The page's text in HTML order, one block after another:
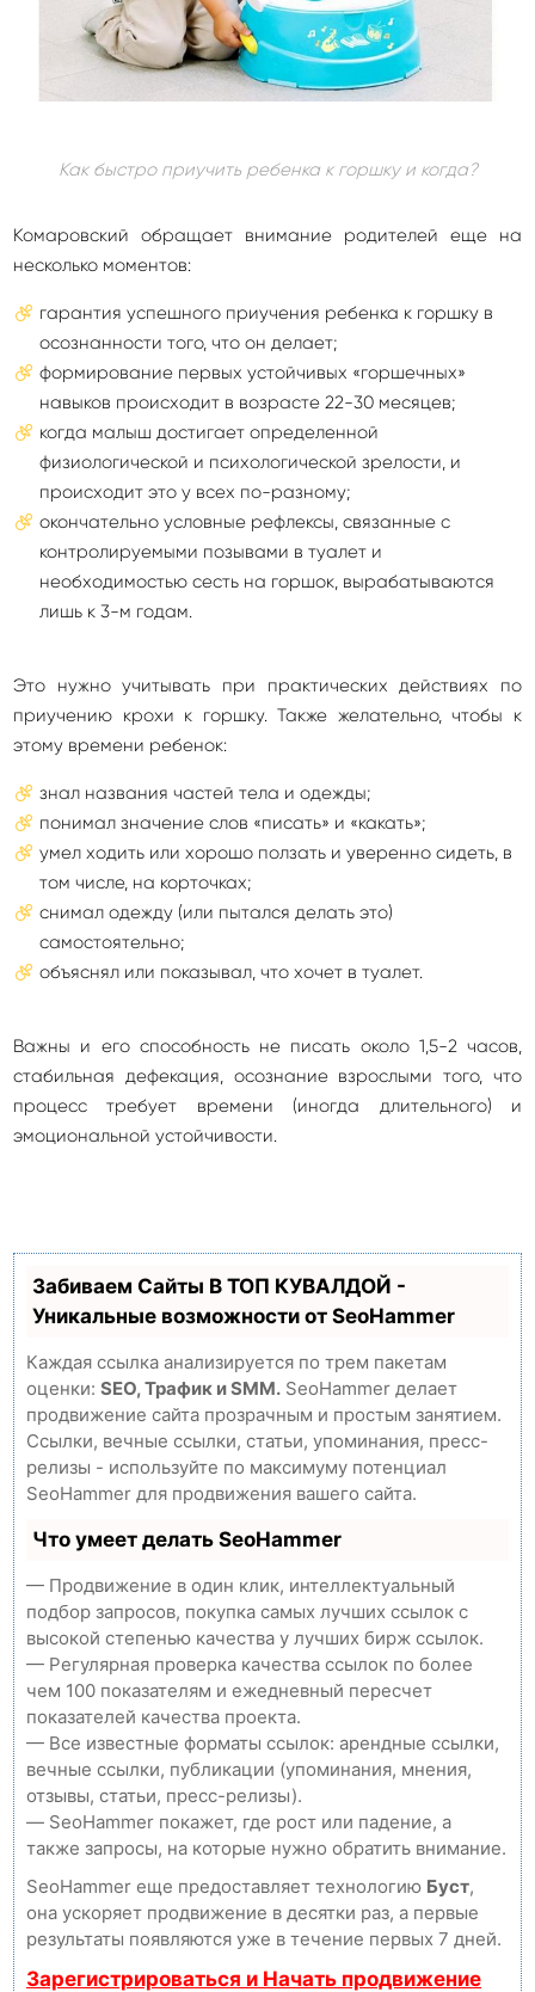
Как быстро приучить ребенка к горшку и когда?
Комаровский обращает внимание родителей еще на
несколько моментов:
гарантия успешного приучения ребенка к горшку в
осознанности того, что он делает;
формирование первых устойчивых «горшечных»
навыков происходит в возрасте 22-30 месяцев;
когда малыш достигает определенной
физиологической и психологической зрелости, и
происходит это у всех по-разному;
окончательно условные рефлексы, связанные с
контролируемыми позывами в туалет и
необходимостью сесть на горшок, вырабатываются
лишь к 3-м годам.
Это нужно учитывать при практических действиях по
приучению крохи к горшку. Также желательно, чтобы к
этому времени ребенок:
знал названия частей тела и одежды;
понимал значение слов «писать» и «какать»;
умел ходить или хорошо ползать и уверенно сидеть, в
том числе, на корточках;
снимал одежду (или пытался делать это)
самостоятельно;
объяснял или показывал, что хочет в туалет.
Важны и его способность не писать около 1,5-2 часов,
стабильная дефекация, осознание взрослыми того, что
процесс требует времени (иногда длительного) и
эмоциональной устойчивости.
Забиваем Сайты В ТОП КУВАЛДОЙ -
Уникальные возможности от SeoHammer
Каждая ссылка анализируется по трем пакетам
оценки: SEO, Трафик и SMM. SeoHammer делает
продвижение сайта прозрачным и простым занятием.
Ссылки, вечные ссылки, статьи, упоминания, пресс-
релизы - используйте по максимуму потенциал
SeoHammer для продвижения вашего сайта.
Что умеет делать SeoHammer
— Продвижение в один клик, интеллектуальный
подбор запросов, покупка самых лучших ссылок с
высокой степенью качества у лучших бирж ссылок.
— Регулярная проверка качества ссылок по более
чем 100 показателям и ежедневный пересчет
показателей качества проекта.
— Все известные форматы ссылок: арендные ссылки,
вечные ссылки, публикации (упоминания, мнения,
отзывы, статьи, пресс-релизы).
— SeoHammer покажет, где рост или падение, а
также запросы, на которые нужно обратить внимание.
SeoHammer еще предоставляет технологию Буст,
она ускоряет продвижение в десятки раз, а первые
результаты появляются уже в течение первых 7 дней.
Зарегистрироваться и Начать продвижение